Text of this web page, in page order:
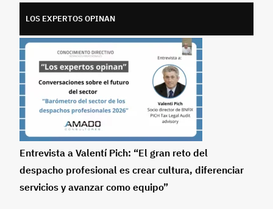
LOS EXPERTOS OPINAN
Entrevista a Valentí Pich: “El gran reto del
despacho profesional es crear cultura, diferenciar
servicios y avanzar como equipo”